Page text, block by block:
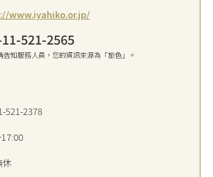
www.iyahiko.or.jp/
521-2565
告知服務人員，您的資訊來源為「旅色」。
521-2378
休